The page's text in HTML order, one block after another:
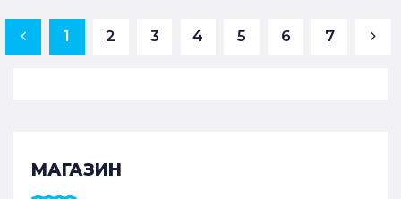
1 2 3 4 5 6 7
МАГАЗИН